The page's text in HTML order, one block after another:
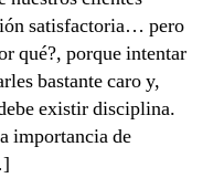
satisfactoria… pero
qué?, porque intentar
bastante caro y,
existir disciplina.
importancia de